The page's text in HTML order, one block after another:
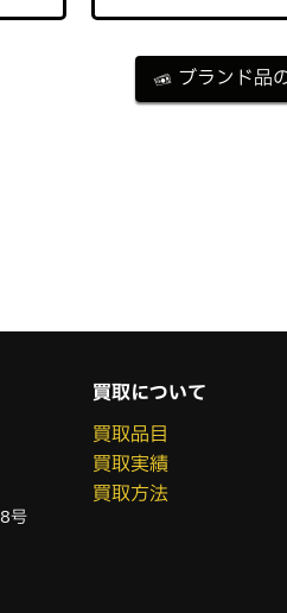
ブランド品
号
買取について
買取品目
買取実績
買取方法